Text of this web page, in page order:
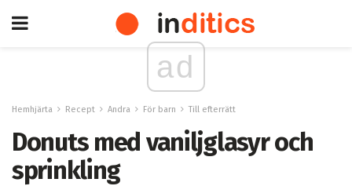
ad
Hemhjärta Recept Andra För barn Till efterrätt
Donuts med vaniljglasyr och
sprinkling